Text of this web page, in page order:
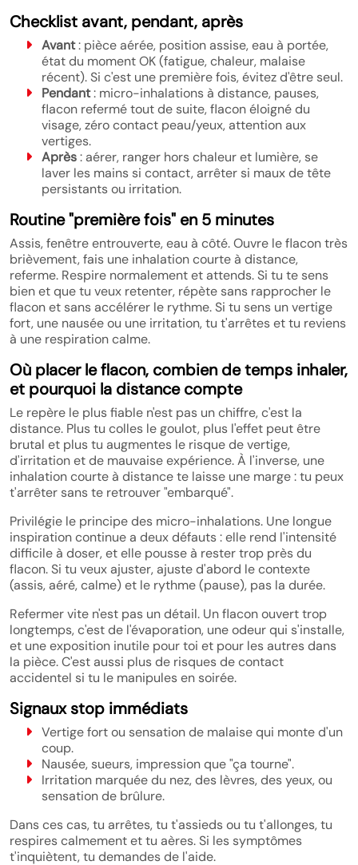
Checklist avant, pendant, après
Avant: pièce aérée, position assise, eau à portée,
état du moment OK (fatigue, chaleur, malaise
récent). Si c'est une première fois, évitez d'être seul.
Pendant: micro-inhalations à distance, pauses,
flacon refermé tout de suite, flacon éloigné du
visage, zéro contact peau/yeux, attention aux
vertiges.
Après: aérer, ranger hors chaleur et lumière, se
laver les mains si contact, arrêter si maux de tête
persistants ou irritation.
Routine "première fois" en 5 minutes
Assis, fenêtre entrouverte, eau à côté. Ouvre le flacon très
brièvement, fais une inhalation courte à distance,
referme. Respire normalement et attends. Si tu te sens
bien et que tu veux retenter, répète sans rapprocher le
flacon et sans accélérer le rythme. Si tu sens un vertige
fort, une nausée ou une irritation, tu t'arrêtes et tu reviens
à une respiration calme.
Où placer le flacon, combien de temps inhaler,
et pourquoi la distance compte
Le repère le plus fiable n'est pas un chiffre, c'est la
distance. Plus tu colles le goulot, plus l'effet peut être
brutal et plus tu augmentes le risque de vertige,
d'irritation et de mauvaise expérience. À l'inverse, une
inhalation courte à distance te laisse une marge : tu peux
t'arrêter sans te retrouver "embarqué".
Privilégie le principe des micro-inhalations. Une longue
inspiration continue a deux défauts : elle rend l'intensité
difficile à doser, et elle pousse à rester trop près du
flacon. Si tu veux ajuster, ajuste d'abord le contexte
(assis, aéré, calme) et le rythme (pause), pas la durée.
Refermer vite n'est pas un détail. Un flacon ouvert trop
longtemps, c'est de l'évaporation, une odeur qui s'installe,
et une exposition inutile pour toi et pour les autres dans
la pièce. C'est aussi plus de risques de contact
accidentel si tu le manipules en soirée.
Signaux stop immédiats
Vertige fort ou sensation de malaise qui monte d'un
coup.
Nausée, sueurs, impression que "ça tourne".
Irritation marquée du nez, des lèvres, des yeux, ou
sensation de brûlure.
Dans ces cas, tu arrêtes, tu t'assieds ou tu t'allonges, tu
respires calmement et tu aères. Si les symptômes
t'inquiètent, tu demandes de l'aide.